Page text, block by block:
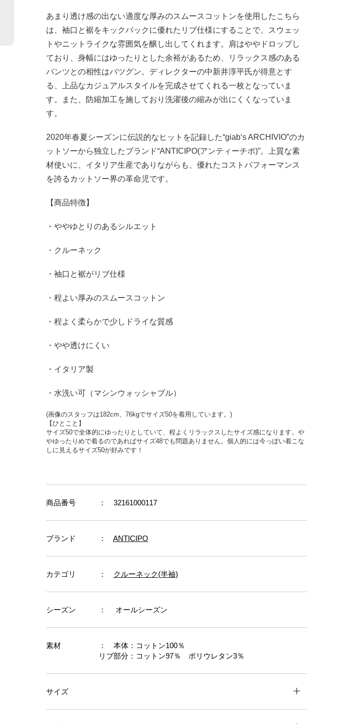
あまり透け感の出ない適度な厚みのスムースコットンを使用したこちら
は、袖口と裾をキックバックに優れたリブ仕様にすることで、スウェッ
トやニットライクな雰囲気を醸し出してくれます。肩はややドロップし
ており、身幅にはゆったりとした余裕があるため、リラックス感のある
パンツとの相性はバツグン。ディレクターの中新井淳平氏が得意とす
る、上品なカジュアルスタイルを完成させてくれる一枚となっていま
す。また、防縮加工を施しており洗濯後の縮みが出にくくなっていま
す。
2020年春夏シーズンに伝説的なヒットを記録した“giab‘s ARCHIVIO”のカ
ットソーから独立したブランド“ANTICIPO(アンティーチポ)”。上質な素
材使いに、イタリア生産でありながらも、優れたコストパフォーマンス
を誇るカットソー界の革命児です。
【商品特徴】
・ややゆとりのあるシルエット
・クルーネック
・袖口と裾がリブ仕様
・程よい厚みのスムースコットン
・程よく柔らかで少しドライな質感
・やや透けにくい
・イタリア製
・水洗い可（マシンウォッシャブル）
(画像のスタッフは182cm、76kgでサイズ50を着用しています。)
【ひとこと】
サイズ50で全体的にゆったりとしていて、程よくリラックスしたサイズ感になります。や
やゆったりめで着るのであればサイズ48でも問題ありません。個人的には今っぽい着こな
しに見えるサイズ50が好みです！
商品番号 ： 32161000117
ブランド ： ANTICIPO
カテゴリ ： クルーネック(半袖)
シーズン ： オールシーズン
素材
： 本体：コットン100％
リブ部分：コットン97％ ポリウレタン3％
サイズ